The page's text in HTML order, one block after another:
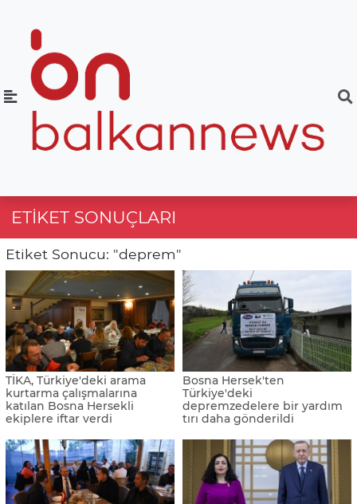
ETIKET SONUÇLARI
Etiket Sonucu: "deprem"
TİKA, Türkiye'deki arama
kurtarma çalışmalarına
katılan Bosna Hersekli
ekiplere iftar verdi
Bosna Hersek'ten
Türkiye'deki
depremzedelere bir yardım
tırı daha gönderildi